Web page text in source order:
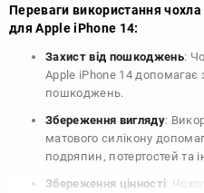
Переваги використання
для Apple iPhone 14:
Захист від пошкоджень:
Apple iPhone 14 допомагає
пошкоджень.
Збереження вигляду:
матового силікону
подряпин, потертостей
Збереження цінності: